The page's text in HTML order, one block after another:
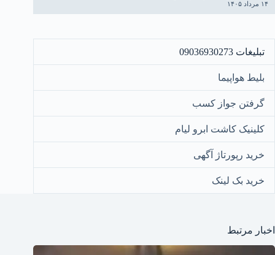
۱۴ مرداد ۱۴۰۵
تبلیغات 09036930273
بلیط هواپیما
گرفتن جواز کسب
کلینیک کاشت ابرو لیام
خرید رپورتاژ آگهی
خرید بک لینک
اخبار مرتبط